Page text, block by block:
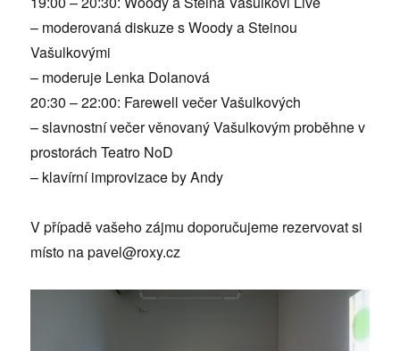
– moderovaná diskuze s Woody a Steinou
Vašulkovými
– moderuje Lenka Dolanová
20:30 – 22:00: Farewell večer Vašulkových
– slavnostní večer věnovaný Vašulkovým proběhne v
prostorách Teatro NoD
– klavírní improvizace by Andy
V případě vašeho zájmu doporučujeme rezervovat si
místo na pavel@roxy.cz